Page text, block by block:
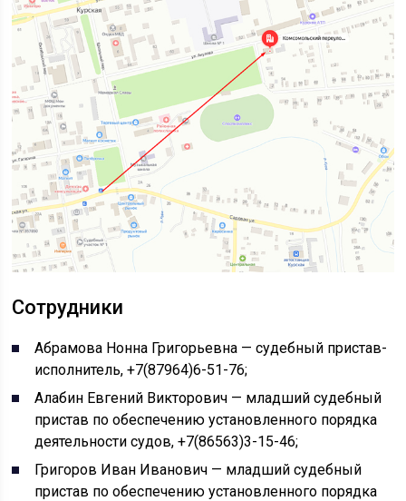
Сотрудники
Абрамова Нонна Григорьевна — судебный пристав-
исполнитель, +7(87964)6-51-76;
Алабин Евгений Викторович — младший судебный
пристав по обеспечению установленного порядка
деятельности судов, +7(86563)3-15-46;
Григоров Иван Иванович — младший судебный
пристав по обеспечению установленного порядка